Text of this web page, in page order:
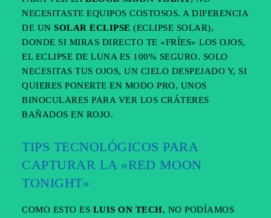
NECESITASTE EQUIPOS COSTOSOS. A DIFERENCIA
DE UN SOLAR ECLIPSE (ECLIPSE SOLAR),
DONDE SI MIRAS DIRECTO TE «FRÍES» LOS OJOS,
EL ECLIPSE DE LUNA ES 100% SEGURO. SOLO
NECESITAS TUS OJOS, UN CIELO DESPEJADO Y, SI
QUIERES PONERTE EN MODO PRO, UNOS
BINOCULARES PARA VER LOS CRÁTERES
BAÑADOS EN ROJO.
TIPS TECNOLÓGICOS PARA
CAPTURAR LA «RED MOON
TONIGHT»
COMO ESTO ES LUIS ON TECH, NO PODÍAMOS